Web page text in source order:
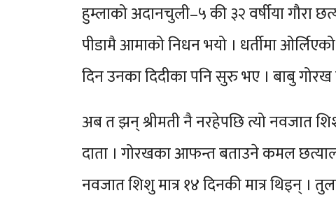
हुम्लाको अदानचुली–५ की ३२ वर्षीया गौरा
पीडामै आमाको निधन भयो । धर्तीमा
दिन उनका दिदीका पनि सुरु भए । बाबु गोरख
अब त झन् श्रीमती नै नरहेपछि त्यो नवजात
दाता । गोरखका आफन्त बताउने कमल
नवजात शिशु मात्र १४ दिनकी मात्र थिइन्